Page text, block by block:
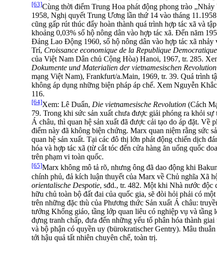
[63]Cùng thời điểm Trung Hoa phát động phong trào
1958, Nghị quyết Trung Ương lần thứ 14 vào tháng
cũng gấp rút thúc đẩy hoàn thành quá trình hợp tác xã và
khoảng 0,03% số hộ nông dân vào hợp tác xã. Đến năm
Đảng Lao Động 1960, số hộ nông dân vào hợp tác xã
Trí, Croissance economique de la Republique
của Việt Nam Dân chủ Cộng Hòa) Hanoi, 1967, tr. 285.
Dokumente und Materialien der vietnamesischen Revolution
mạng Việt Nam), Frankfurt/a.Main, 1969, tr. 39. Quá trình
không áp dụng những biện pháp áp chế. Xem Nguyễn
116.
[64]Xem: Lê Duẩn, Die vietnamesische Revolution (Cách
79. Trong khi sức sản xuất chưa được giải phóng ra khỏi
Á châu, thì quan hệ sản xuất đã được cải tạo do áp đặt. Về
điểm này đã không biện chứng. Marx quan niệm rằng sức
quan hệ sản xuất. Tại các đô thị lớn phát động chiến dịch
hóa và hợp tác xã (từ cắt tóc đến cửa hàng ăn uống quốc
trên phạm vi toàn quốc.
[65]Marx không mô tả rõ, nhưng ông đã dao động khi
chính phủ, đả kích luận thuyết của Marx về Chủ nghĩa Xã
orientalische Despotie, sđd., tr. 482. Một khi Nhà nước độc
hữu chủ toàn bộ đất đai của quốc gia, sẽ đòi hỏi phải có
trên những đặc thù của Phương thức Sản xuất Á châu:
tưởng Khổng giáo, tầng lớp quan liêu có nghiệp vụ và tầng
đựng tranh chấp, đưa đến những yếu tố phân hóa thành
và bộ phận có quyền uy (bürokratischer Gentry). Mâu
tới hậu quả tất nhiên chuyên chế, toàn trị.